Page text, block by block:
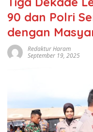
90 dan Polri
dengan
Redaktur Haram
September 19, 2025